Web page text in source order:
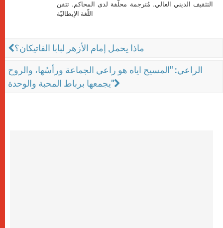
التثقيف الديني العالي. مُترجمة محلَّفة لدى المحاكم. تتقن
اللّغة الإيطاليّة
ماذا يحمل إمام الأزهر لبابا الفاتيكان؟
الراعي: "المسيح اياه هو راعي الجماعة ورأسُها، والروح
يجمعها برباط المحبة والوحدة"